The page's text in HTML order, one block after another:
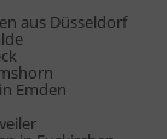
aus Düsseldorf
Emden